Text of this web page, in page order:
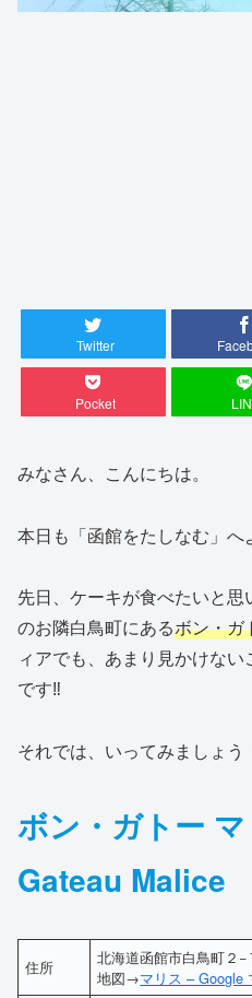
Twitter
Pocket
みなさん、こんにちは。
本日も「函館をたしなむ」へ
先日、ケーキが食べたいと
のお隣白鳥町にあるボン・
ィアでも、あまり見かけな
です‼
それでは、いってみましょう
ボン・ガトー
Gateau Malice
住所
北海道函館市白鳥町２−
地図→マリス – Google